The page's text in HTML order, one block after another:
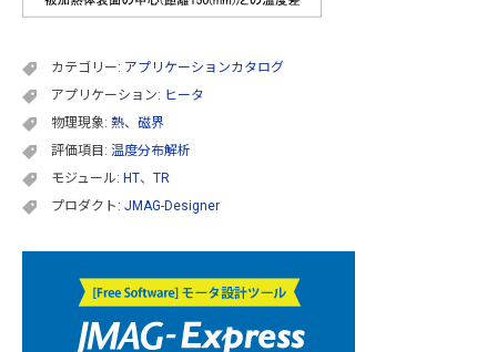
カテゴリー: アプリケーションカタログ
アプリケーション: ヒータ
物理現象: 熱、 磁界
評価項目: 温度分布解析
モジュール: HT、 TR
プロダクト: JMAG-Designer